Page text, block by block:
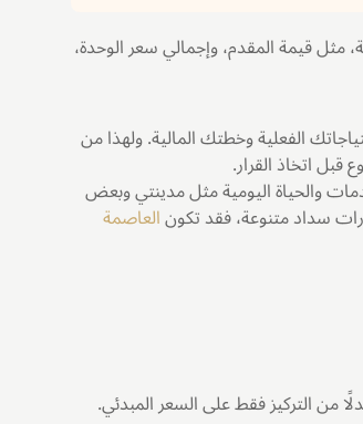
مثل قيمة المقدم، وإجمالي سعر الوحدة،
الفعلية وخطتك المالية. ولهذا من
اتخاذ القرار.
والحياة اليومية مثل مدينتي وبعض
سداد متنوعة، فقد تكونالعاصمة
من التركيز فقط على السعر المبدئي.